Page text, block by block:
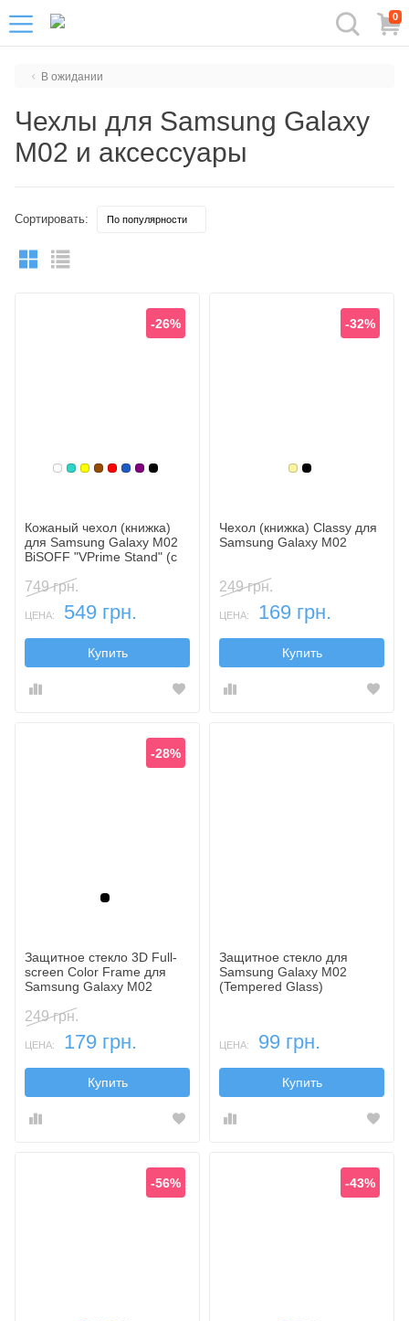
0
В ожидании
Чехлы для Samsung Galaxy
M02 и аксессуары
Сортировать:
Белый
Бирюзовый
Желтый
Коричневый
Красный
Синий, темный
Фиолетовый, темный
Черный
-26%
Кожаный чехол (книжка)
для Samsung Galaxy M02
BiSOFF "VPrime Stand" (с
749 грн.
ЦЕНА: 549 грн.
Купить
Золотой
Черный
-32%
Чехол (книжка) Classy для
Samsung Galaxy M02
249 грн.
ЦЕНА: 169 грн.
Купить
Черный
-28%
Защитное стекло 3D Full-
screen Color Frame для
Samsung Galaxy M02
249 грн.
ЦЕНА: 179 грн.
Купить
Защитное стекло для
Samsung Galaxy M02
(Tempered Glass)
ЦЕНА: 99 грн.
Купить
-56% -43%